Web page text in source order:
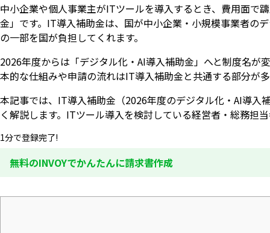
中小企業や個人事業主がITツールを導入するとき、費用面で
金」です。IT導入補助金は、国が中小企業・小規模事業者の
の一部を国が負担してくれます。
2026年度からは「デジタル化・AI導入補助金」へと制度名
本的な仕組みや申請の流れはIT導入補助金と共通する部分が
本記事では、IT導入補助金（2026年度のデジタル化・AI導
く解説します。ITツール導入を検討している経営者・総務担
1分で登録完了!
無料のINVOYでかんたんに請求書作成